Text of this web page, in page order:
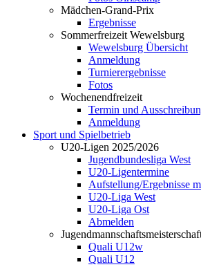
Mädchen-Grand-Prix
Ergebnisse
Sommerfreizeit Wewelsburg
Wewelsburg Übersicht
Anmeldung
Turnierergebnisse
Fotos
Wochenendfreizeit
Termin und
Anmeldung
Sport und Spielbetrieb
U20-Ligen 2025/2026
Jugendbundesliga West
U20-Ligentermine
Aufstellung/Ergebnisse
U20-Liga West
U20-Liga Ost
Abmelden
Quali U12w
Quali U12